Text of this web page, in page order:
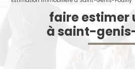
faire estimer
à saint-